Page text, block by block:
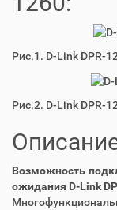
Рис.1. D-Link DPR-
Рис.2. D-Link DPR-
Возможность
ожидания D-Link